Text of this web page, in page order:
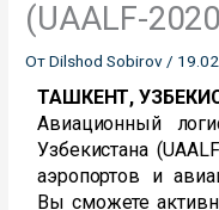
(UAALF-
ОтDilshod Sobirov/
ТАШКЕНТ,
Авиационный
Узбекистана
аэропортов и
Вы сможете